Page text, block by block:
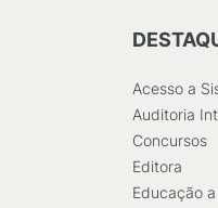
Acesso a
Auditoria
Concursos
Editora
Educação